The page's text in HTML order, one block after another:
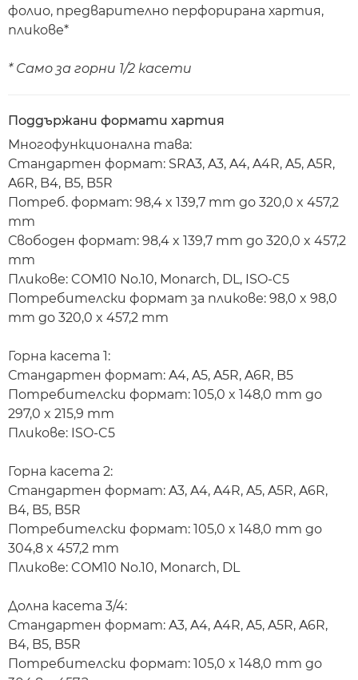
фолио, предварително перфорирана хартия,
пликове*
* Само за горни 1/2 касети
Поддържани формати хартия
Многофункционална тава:
Стандартен формат: SRA3, A3, A4, A4R, A5, A5R,
A6R, B4, B5, B5R
Потреб. формат: 98,4 x 139,7 mm до 320,0 x 457,2
mm
Свободен формат: 98,4 x 139,7 mm до 320,0 x 457,2
mm
Пликове: COM10 No.10, Monarch, DL, ISO-C5
Потребителски формат за пликове: 98,0 x 98,0
mm до 320,0 x 457,2 mm
Горна касета 1:
Стандартен формат: A4, A5, A5R, A6R, B5
Потребителски формат: 105,0 x 148,0 mm до
297,0 x 215,9 mm
Пликове: ISO-C5
Горна касета 2:
Стандартен формат: A3, A4, A4R, A5, A5R, A6R,
B4, B5, B5R
Потребителски формат: 105,0 x 148,0 mm до
304,8 x 457,2 mm
Пликове: COM10 No.10, Monarch, DL
Долна касета 3/4:
Стандартен формат: A3, A4, A4R, A5, A5R, A6R,
B4, B5, B5R
Потребителски формат: 105,0 x 148,0 mm до